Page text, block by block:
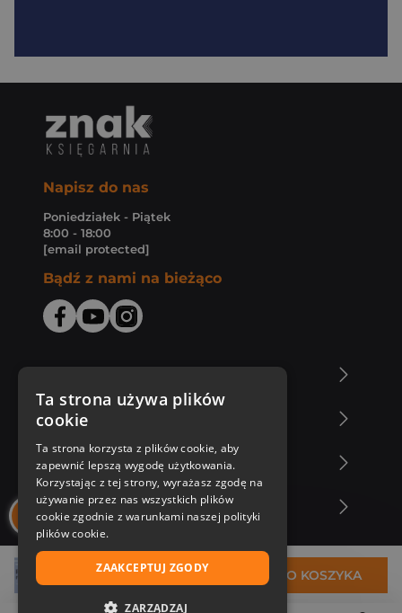
154,30 zł DO KOSZYKA
Napisz do nas
Poniedziałek - Piątek
8:00 - 18:00
[email protected]
Bądź z nami na bieżąco
Zakupy u nas
Nasza oferta
Nasi autorzy
Ta strona używa plików
cookie
Ta strona korzysta z plików cookie, aby
zapewnić lepszą wygodę użytkowania.
Korzystając z tej strony, wyrażasz zgodę na
używanie przez nas wszystkich plików
cookie zgodnie z warunkami naszej polityki
plików cookie.
ZAAKCEPTUJ ZGODY
ZARZĄDZAJ